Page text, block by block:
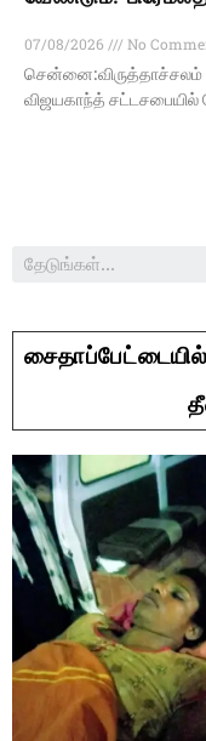
07/08/2026
No
சென்னை:விருத்தாச்சலம்
விஜயகாந்த் சட்டசபையில்